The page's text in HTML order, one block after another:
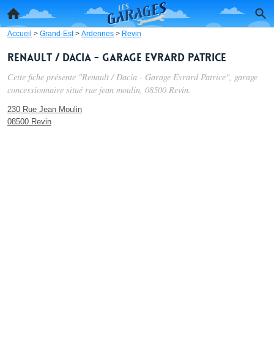
Accueil > Grand-Est> Ardennes > Revin
Renault / Dacia - Garage Evrard Patrice
Cette fiche présente "Renault / Dacia - Garage Evrard Patrice", garage
concessionnaire situé rue jean moulin, 08500 Revin.
230 Rue Jean Moulin
08500 Revin